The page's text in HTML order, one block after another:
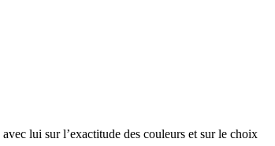
lui sur l’exactitude des couleurs et sur le choix